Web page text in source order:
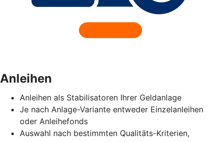
Anleihen
Anleihen als Stabilisatoren Ihrer Geldanlage
Je nach Anlage-Variante entweder Einzelanleihen
oder Anleihefonds
Auswahl nach bestimmten Qualitäts-Kriterien,